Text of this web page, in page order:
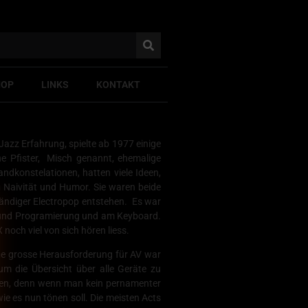
LINKS KONTAKT
Erfahrung, spielte ab 1977 einige
Pfister, Misch genannt, ehemalige
hatten viele Ideen,
und Humor. Sie waren beide
Electropop entstehen. Es war
Programierung und am Keyboard.
viel von sich hören liess.
grosse Herausforderung für AV war
die Übersicht über alle Geräte zu
denn wenn man kein pernamenter
es nun tönen soll. Die meisten Acts